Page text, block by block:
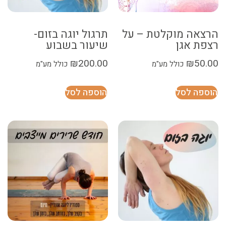
הרצאה מוקלטת – על
רצפת אגן
₪50.00 כולל מע"מ
הוספה לסל
תרגול יוגה בזום-
שיעור בשבוע
₪200.00 כולל מע"מ
הוספה לסל